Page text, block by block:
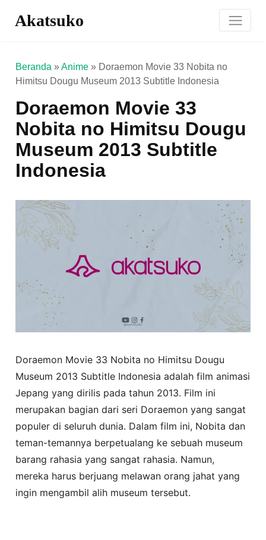
Akatsuko
Beranda »Anime » Doraemon Movie 33 Nobita no
Himitsu Dougu Museum 2013 Subtitle Indonesia
Doraemon Movie 33
Nobita no Himitsu Dougu
Museum 2013 Subtitle
Indonesia
Doraemon Movie 33 Nobita no Himitsu Dougu
Museum 2013 Subtitle Indonesia adalah film animasi
Jepang yang dirilis pada tahun 2013. Film ini
merupakan bagian dari seri Doraemon yang sangat
populer di seluruh dunia. Dalam film ini, Nobita dan
teman-temannya berpetualang ke sebuah museum
barang rahasia yang sangat rahasia. Namun,
mereka harus berjuang melawan orang jahat yang
ingin mengambil alih museum tersebut.